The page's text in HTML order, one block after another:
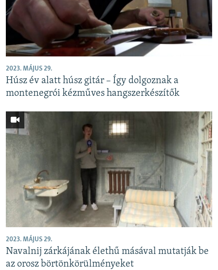
EURÓPAI UNIÓ
VILÁG
KLÍMAVÁLTOZÁS
KÖVESSEN MINKET!
Valamennyi RFE/RL weboldal
2023. MÁJUS 29.
Húsz év alatt húsz gitár – Így dolgoznak a
montenegrói kézműves hangszerkészítők
2023. MÁJUS 29.
Navalnij zárkájának élethű másával mutatják be
az orosz börtönkörülményeket